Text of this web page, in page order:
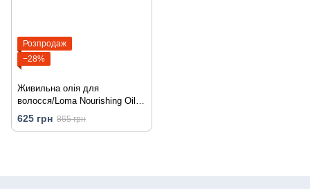
Розпродаж
−28%
Живильна олія для
волосся/Loma Nourishing Oil
Treatment
625 грн 865 грн